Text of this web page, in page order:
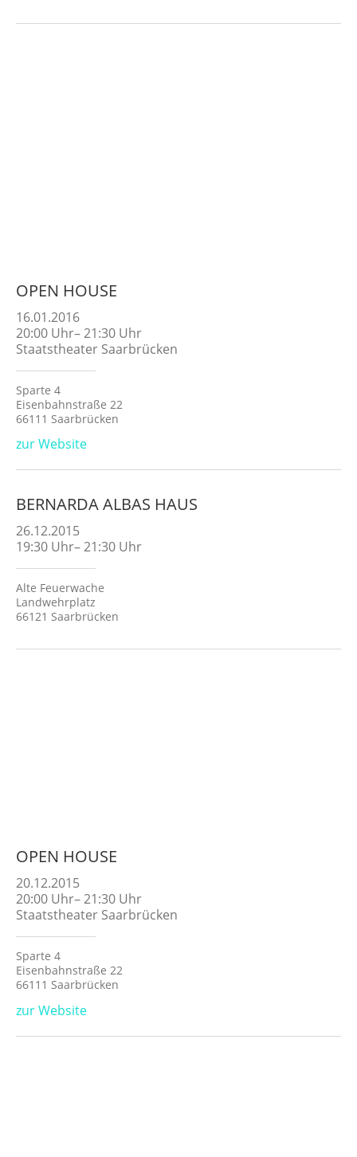
OPEN HOUSE
16.01.2016
20:00 Uhr–21:30 Uhr
Staatstheater Saarbrücken
Sparte 4
Eisenbahnstraße 22
66111 Saarbrücken
zur Website
BERNARDA ALBAS HAUS
26.12.2015
19:30 Uhr–21:30 Uhr
Alte Feuerwache
Landwehrplatz
66121 Saarbrücken
OPEN HOUSE
20.12.2015
20:00 Uhr–21:30 Uhr
Staatstheater Saarbrücken
Sparte 4
Eisenbahnstraße 22
66111 Saarbrücken
zur Website